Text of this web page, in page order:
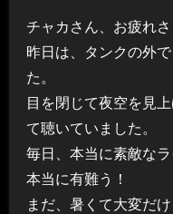
チャカさん、お疲れさ
昨日は、タンクの外
た。
目を閉じて夜空を見
て聴いていました。
毎日、本当に素敵なラ
本当に有難う！
まだ、暑くて大変だ